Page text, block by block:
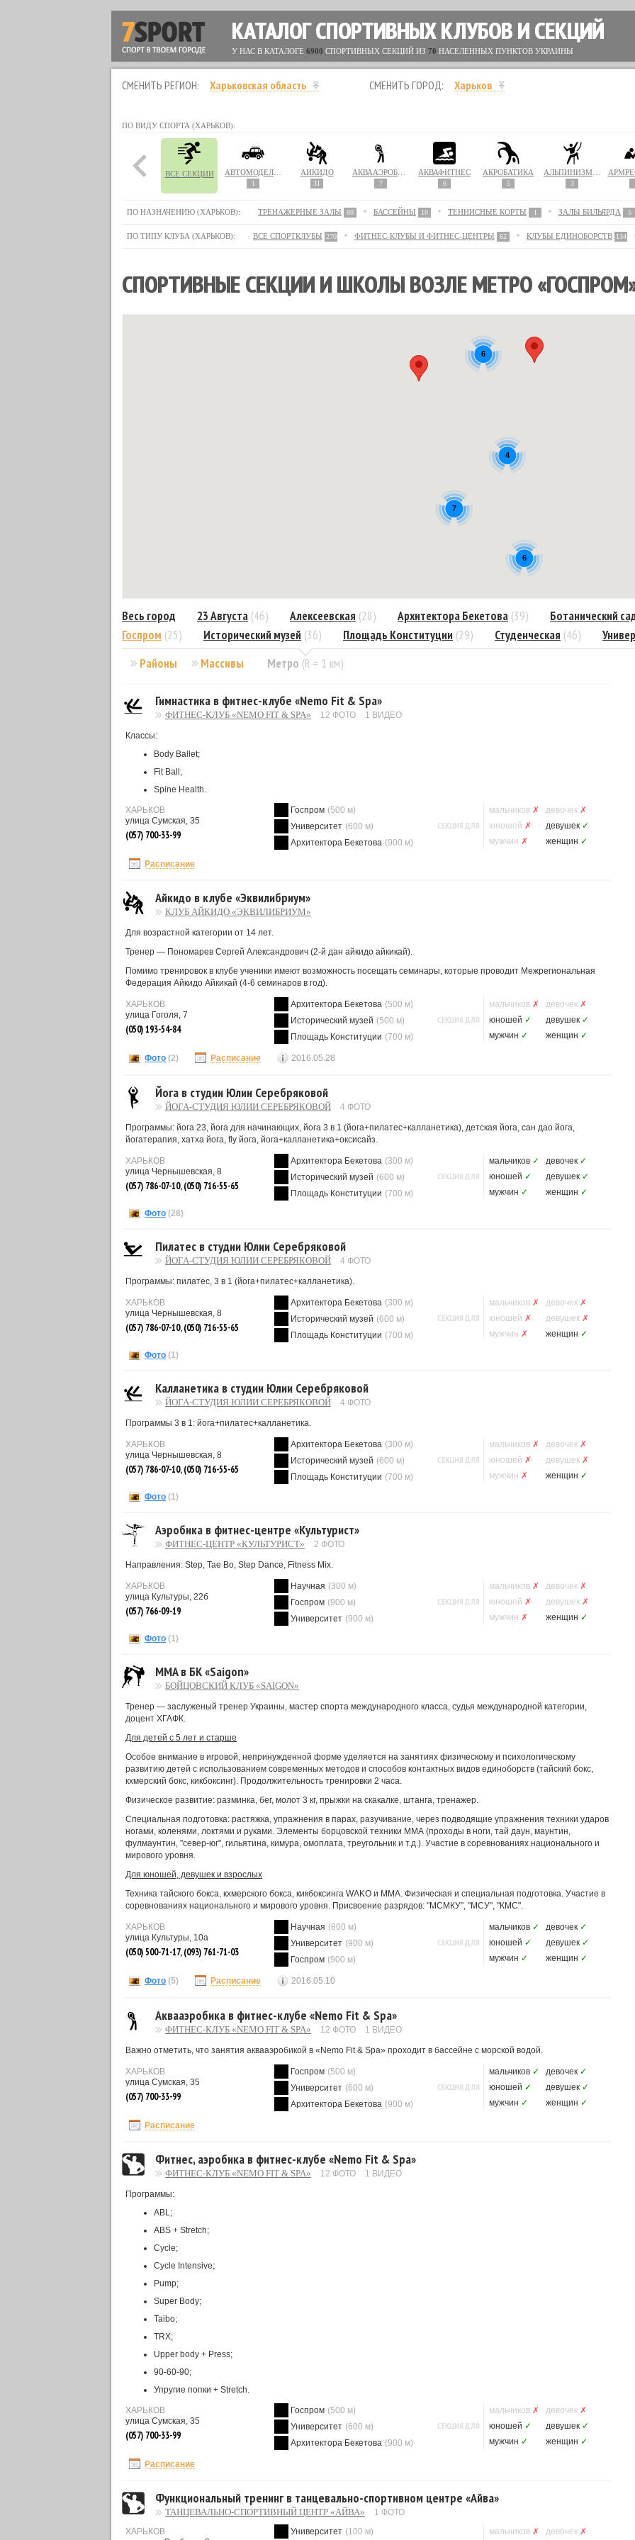
КАТАЛОГ СПОРТИВНЫХ КЛУБОВ И СЕКЦИЙ
У НАС В КАТАЛОГЕ 6900 СПОРТИВНЫХ СЕКЦИЙ ИЗ 70 НАСЕЛЕННЫХ ПУНКТОВ УКРАИНЫ
СМЕНИТЬ РЕГИОН: Харьковская область СМЕНИТЬ ГОРОД: Харьков
ПО ВИДУ СПОРТА (ХАРЬКОВ):
ВСЕ СЕКЦИИ
1
АЙКИДО
31 7
АКВАФИТНЕС
6
АКРОБАТИКА
5 3
ПО НАЗНАЧЕНИЮ (ХАРЬКОВ): ТРЕНАЖЕРНЫЕ ЗАЛЫ 80 БАССЕЙНЫ 10 ТЕННИСНЫЕ КОРТЫ 1 ЗАЛЫ БИЛЬЯРДА 5
ПО ТИПУ КЛУБА (ХАРЬКОВ): ВСЕ СПОРТКЛУБЫ 270 ФИТНЕС-КЛУБЫ И ФИТНЕС-ЦЕНТРЫ 62 КЛУБЫ ЕДИНОБОРСТВ 134
СПОРТИВНЫЕ СЕКЦИИ И ШКОЛЫ ВОЗЛЕ МЕТРО
6
6
4
7
Районы Массивы Метро (R = 1 км)
Весь город 23 Августа (46) Алексеевская (28) Архитектора Бекетова (39) Ботанический
Госпром (25) Исторический музей (36) Площадь Конституции (29) Студенческая (46)
Гимнастика в фитнес-клубе «Nemo Fit & Spa»
ФИТНЕС-КЛУБ «NEMO FIT & SPA» 12 ФОТО 1 ВИДЕО
Классы:
Body Ballet;
Fit Ball;
Spine Health.
ХАРЬКОВ
улица Сумская, 35
(057) 700-33-99
Госпром (500 м)
Университет (600 м)
Архитектора Бекетова (900 м)
СЕКЦИЯ ДЛЯ
мальчиков ✗ девочек ✗
юношей ✗ девушек ✓
мужчин ✗ женщин ✓
Расписание
Айкидо в клубе «Эквилибриум»
КЛУБ АЙКИДО «ЭКВИЛИБРИУМ»
Для возрастной категории от 14 лет.
Тренер — Пономарев Сергей Александрович (2-й дан айкидо айкикай).
Помимо тренировок в клубе ученики имеют возможность посещать семинары, которые проводит Межрегиональная
Федерация Айкидо Айкикай (4-6 семинаров в год).
ХАРЬКОВ
улица Гоголя, 7
(050) 193-54-84
Архитектора Бекетова (500 м)
Исторический музей (500 м)
Площадь Конституции (700 м)
СЕКЦИЯ ДЛЯ
мальчиков ✗ девочек ✗
юношей ✓ девушек ✓
мужчин ✓ женщин ✓
Фото (2) Расписание 2016.05.28
Йога в студии Юлии Серебряковой
ЙОГА-СТУДИЯ ЮЛИИ СЕРЕБРЯКОВОЙ 4 ФОТО
Программы: йога 23, йога для начинающих, йога 3 в 1 (йога+пилатес+калланетика), детская йога, сан дао йога,
йогатерапия, хатха йога, fly йога, йога+калланетика+оксисайз.
ХАРЬКОВ
улица Чернышевская, 8
(057) 786-07-10, (050) 716-55-65
Архитектора Бекетова (300 м)
Исторический музей (600 м)
Площадь Конституции (700 м)
СЕКЦИЯ ДЛЯ
мальчиков ✓ девочек ✓
юношей ✓ девушек ✓
мужчин ✓ женщин ✓
Фото (28)
Пилатес в студии Юлии Серебряковой
ЙОГА-СТУДИЯ ЮЛИИ СЕРЕБРЯКОВОЙ 4 ФОТО
Программы: пилатес, 3 в 1 (йога+пилатес+калланетика).
ХАРЬКОВ
улица Чернышевская, 8
(057) 786-07-10, (050) 716-55-65
Архитектора Бекетова (300 м)
Исторический музей (600 м)
Площадь Конституции (700 м)
СЕКЦИЯ ДЛЯ
мальчиков ✗ девочек ✗
юношей ✗ девушек ✗
мужчин ✗ женщин ✓
Фото (1)
Калланетика в студии Юлии Серебряковой
ЙОГА-СТУДИЯ ЮЛИИ СЕРЕБРЯКОВОЙ 4 ФОТО
Программы 3 в 1: йога+пилатес+калланетика.
ХАРЬКОВ
улица Чернышевская, 8
(057) 786-07-10, (050) 716-55-65
Архитектора Бекетова (300 м)
Исторический музей (600 м)
Площадь Конституции (700 м)
СЕКЦИЯ ДЛЯ
мальчиков ✗ девочек ✗
юношей ✗ девушек ✗
мужчин ✗ женщин ✓
Фото (1)
Аэробика в фитнес-центре «Культурист»
ФИТНЕС-ЦЕНТР «КУЛЬТУРИСТ» 2 ФОТО
Направления: Step, Tae Bo, Step Dance, Fitness Mix.
ХАРЬКОВ
улица Культуры, 22б
(057) 766-09-19
Научная (300 м)
Госпром (900 м)
Университет (900 м)
СЕКЦИЯ ДЛЯ
мальчиков ✗ девочек ✗
юношей ✗ девушек ✗
мужчин ✗ женщин ✓
Фото (1)
MMA в БК «Saigon»
БОЙЦОВСКИЙ КЛУБ «SAIGON»
Тренер — заслуженый тренер Украины, мастер спорта международного класса, судья международной категории,
доцент ХГАФК.
Для детей с 5 лет и старше
Особое внимание в игровой, непринужденной форме уделяется на занятиях физическому и психологическому
развитию детей с использованием современных методов и способов контактных видов единоборств (тайский бокс,
кхмерский бокс, кикбоксинг). Продолжительность тренировки 2 часа.
Физическое развитие: разминка, бег, молот 3 кг, прыжки на скакалке, штанга, тренажер.
Специальная подготовка: растяжка, упражнения в парах, разучивание, через подводящие упражнения техники ударов
ногами, коленями, локтями и руками. Элементы борцовской техники ММА (проходы в ноги, тай даун, маунтин,
фулмаунтин, "север-юг", гильятина, кимура, омоплата, треугольник и т.д.). Участие в соревнованиях национального и
мирового уровня.
Для юношей, девушек и взрослых
Техника тайского бокса, кхмерского бокса, кикбоксинга WAKO и ММА. Физическая и специальная подготовка. Участие в
соревнованиях национального и мирового уровня. Присвоение разрядов: "МСМКУ", "МСУ", "КМС".
ХАРЬКОВ
улица Культуры, 10а
(050) 500-71-17, (093) 761-71-03
Научная (800 м)
Университет (900 м)
Госпром (900 м)
СЕКЦИЯ ДЛЯ
мальчиков ✓ девочек ✓
юношей ✓ девушек ✓
мужчин ✓ женщин ✓
Фото (5) Расписание 2016.05.10
Аквааэробика в фитнес-клубе «Nemo Fit & Spa»
ФИТНЕС-КЛУБ «NEMO FIT & SPA» 12 ФОТО 1 ВИДЕО
Важно отметить, что занятия аквааэробикой в «Nemo Fit & Spa» проходит в бассейне с морской водой.
ХАРЬКОВ
улица Сумская, 35
(057) 700-33-99
Госпром (500 м)
Университет (600 м)
Архитектора Бекетова (900 м)
СЕКЦИЯ ДЛЯ
мальчиков ✓ девочек ✓
юношей ✓ девушек ✓
мужчин ✓ женщин ✓
Расписание
Фитнес, аэробика в фитнес-клубе «Nemo Fit & Spa»
ФИТНЕС-КЛУБ «NEMO FIT & SPA» 12 ФОТО 1 ВИДЕО
Программы:
ABL;
ABS + Stretch;
Cycle;
Cycle Intensive;
Pump;
Super Body;
Taibo;
TRX;
Upper body + Press;
90-60-90;
Упругие попки + Stretch.
ХАРЬКОВ
улица Сумская, 35
(057) 700-33-99
Госпром (500 м)
Университет (600 м)
Архитектора Бекетова (900 м)
СЕКЦИЯ ДЛЯ
мальчиков ✗ девочек ✗
юношей ✓ девушек ✓
мужчин ✓ женщин ✓
Расписание
Функциональный тренинг в танцевально-спортивном центре «Айва»
ТАНЦЕВАЛЬНО-СПОРТИВНЫЙ ЦЕНТР «АЙВА»
1 ФОТО
ХАРЬКОВ
Университет (100 м) мальчиков ✗ девочек ✗